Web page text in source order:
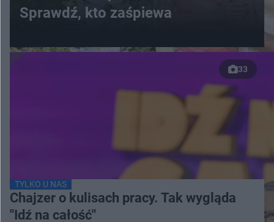
Sprawdź, kto zaśpiewa
33
TYLKO U NAS
Chajzer o kulisach pracy. Tak wygląda
"Idź na całość"